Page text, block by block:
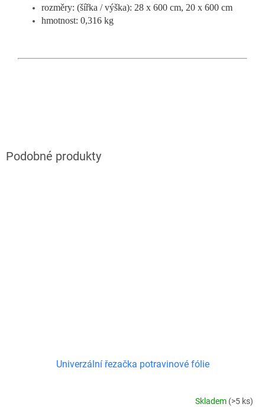
rozměry: (šířka / výška): 28 x 600 cm, 20 x 600 cm
hmotnost: 0,316 kg
Univerzální řezačka potravinové fólie
Skladem (>5 ks)